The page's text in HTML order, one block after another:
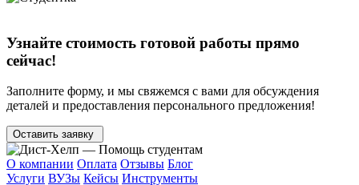
Узнайте стоимость готовой работы прямо
сейчас!
Заполните форму, и мы свяжемся с вами для обсуждения
деталей и предоставления персонального предложения!
Оставить заявку
О компании Оплата Отзывы Блог
Услуги ВУЗы Кейсы Инструменты